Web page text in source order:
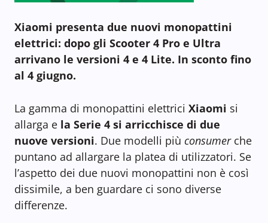
Xiaomi presenta due nuovi monopattini
elettrici: dopo gli Scooter 4 Pro e Ultra
arrivano le versioni 4 e 4 Lite. In sconto fino
al 4 giugno.
La gamma di monopattini elettrici Xiaomi si
allarga e la Serie 4 si arricchisce di due
nuove versioni. Due modelli più consumerche
puntano ad allargare la platea di utilizzatori. Se
l’aspetto dei due nuovi monopattini non è così
dissimile, a ben guardare ci sono diverse
differenze.